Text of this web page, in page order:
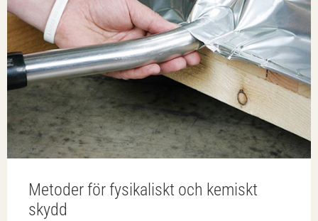
Metoder för fysikaliskt och kemiskt
skydd